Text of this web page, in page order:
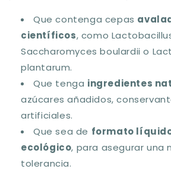
Que contenga cepas
científicos, como
Saccharomyces boulardii o
plantarum.
Que tenga ingredientes
azúcares añadidos,
artificiales.
Que sea de formato
ecológico, para asegurar una
tolerancia.